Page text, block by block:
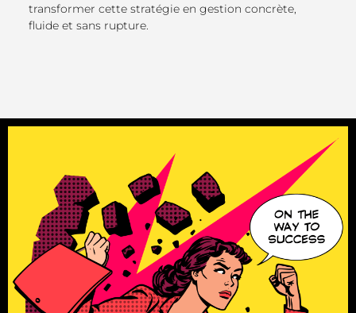
transformer cette stratégie en gestion concrète,
fluide et sans rupture.